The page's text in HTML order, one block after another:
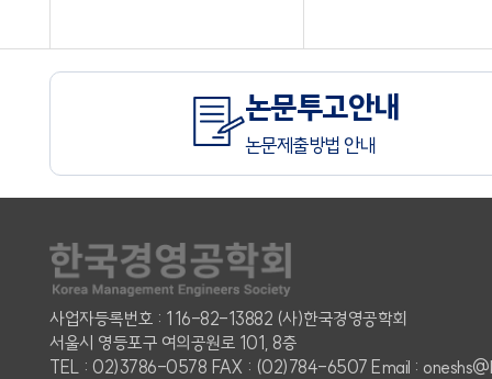
논문투고안내
논문제출방법 안내
사업자등록번호 : 116-82-13882 (사)한국경영공학회
서울시 영등포구 여의공원로 101, 8층
TEL : 02)3786-0578 FAX : (02)784-6507 Email :